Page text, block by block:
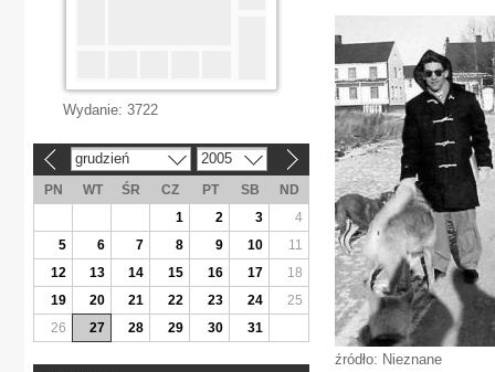
źródło: Nieznane
Wydanie: 3722
grudzień 2005
PN WT ŚR CZ PT SB
ND
1
2 3
4
5
6 7 8 9 10
11
12
13 14 15 16 17
18
19
20 21 22 23 24
25
26
27 28 29 30 31